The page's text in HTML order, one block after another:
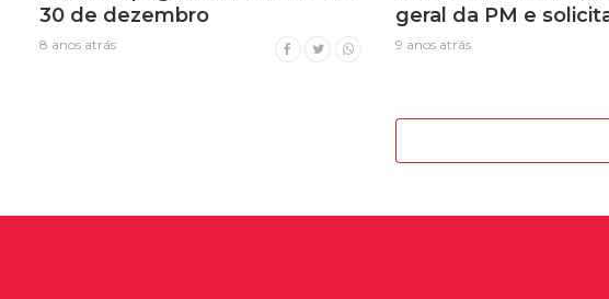
30 de dezembro
8 anos atrás
geral da PM e
9 anos atrás